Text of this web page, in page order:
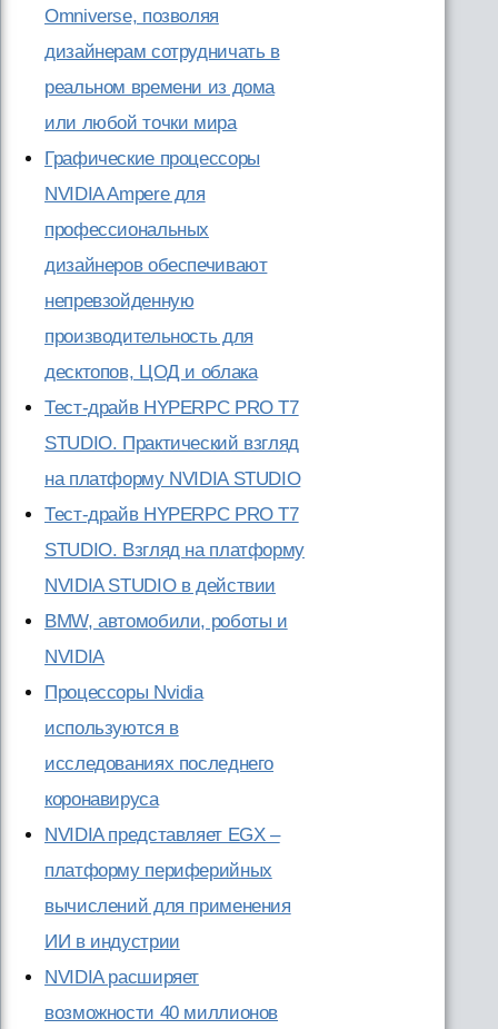
Omniverse, позволяя
дизайнерам сотрудничать в
реальном времени из дома
или любой точки мира
Графические процессоры
NVIDIA Ampere для
профессиональных
дизайнеров обеспечивают
непревзойденную
производительность для
десктопов, ЦОД и облака
Тест-драйв HYPERPC PRO T7
STUDIO. Практический взгляд
на платформу NVIDIA STUDIO
Тест-драйв HYPERPC PRO T7
STUDIO. Взгляд на платформу
NVIDIA STUDIO в действии
BMW, автомобили, роботы и
NVIDIA
Процессоры Nvidia
используются в
исследованиях последнего
коронавируса
NVIDIA представляет EGX –
платформу периферийных
вычислений для применения
ИИ в индустрии
NVIDIA расширяет
возможности 40 миллионов